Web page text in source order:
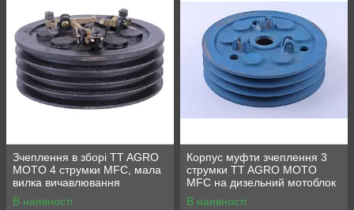
Зчеплення в зборі TT AGRO
MOTO 4 струмки MFC, мала
вилка вичавлювання
В наявності
Корпус муфти зчеплення 3
струмки TT AGRO MOTO
MFC на дизельний мотоблок
В наявності